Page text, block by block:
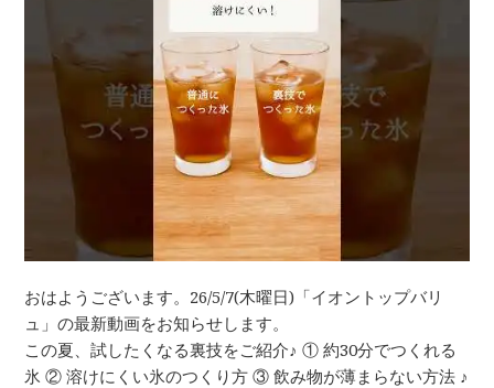
おはようございます。26/5/7(木曜日)「イオントップバリ
ュ」の最新動画をお知らせします。
この夏、試したくなる裏技をご紹介♪ ① 約30分でつくれる
氷 ② 溶けにくい氷のつくり方 ③ 飲み物が薄まらない方法 ♪